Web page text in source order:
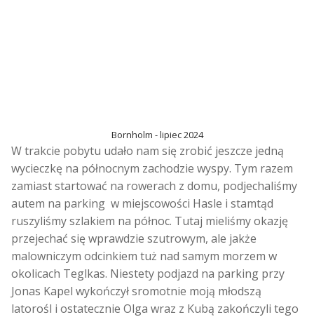
Bornholm - lipiec 2024
W trakcie pobytu udało nam się zrobić jeszcze jedną
wycieczkę na północnym zachodzie wyspy. Tym razem
zamiast startować na rowerach z domu, podjechaliśmy
autem na parking w miejscowości Hasle i stamtąd
ruszyliśmy szlakiem na północ. Tutaj mieliśmy okazję
przejechać się wprawdzie szutrowym, ale jakże
malowniczym odcinkiem tuż nad samym morzem w
okolicach Teglkas. Niestety podjazd na parking przy
Jonas Kapel wykończył sromotnie moją młodszą
latorośl i ostatecznie Olga wraz z Kubą zakończyli tego